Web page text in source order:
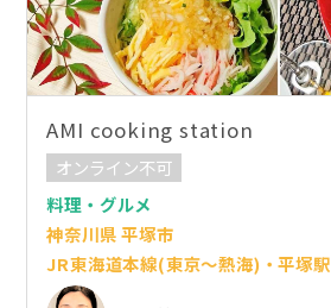
AMI cooking station
オンライン不可
料理・グルメ
神奈川県 平塚市
JR東海道本線(東京～熱海)・平塚駅